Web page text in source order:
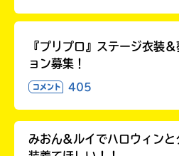
『プリプロ』ステージ衣装
ョン募集！
コメント 405
みおん&ルイでハロウィンと